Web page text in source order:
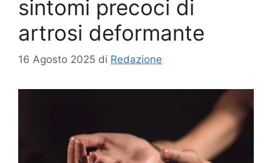
sintomi precoci di
artrosi deformante
16 Agosto 2025 di Redazione